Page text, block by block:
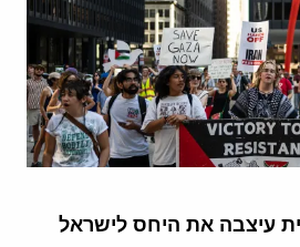
עיצבה את היחס לישראל